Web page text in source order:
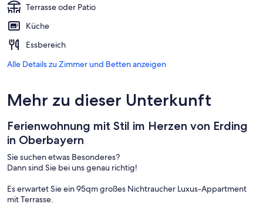
Terrasse oder Patio
Küche
Essbereich
Alle Details zu Zimmer und Betten anzeigen
Mehr zu dieser Unterkunft
Ferienwohnung mit Stil im Herzen von Erding
in Oberbayern
Sie suchen etwas Besonderes?
Dann sind Sie bei uns genau richtig!
Es erwartet Sie ein 95qm großes Nichtraucher Luxus-Appartment
mit Terrasse.